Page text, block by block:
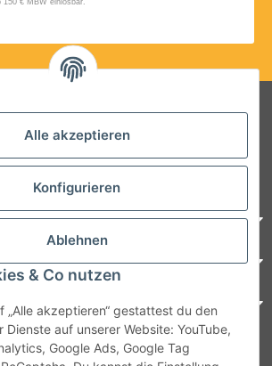
Alle akzeptieren
Konfigurieren
Ablehnen
& Co nutzen
„Alle akzeptieren“ gestattest du den
Dienste auf unserer Website: YouTube,
Google Ads, Google Tag
uns auf Social Media